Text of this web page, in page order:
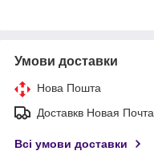
Умови доставки
Нова Пошта
Доставкв Новая Почта.
Всі умови доставки